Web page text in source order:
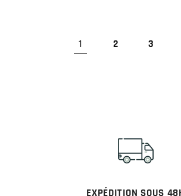
★★★★★
★★★★★
1 2 3
EXPÉDITION SOUS